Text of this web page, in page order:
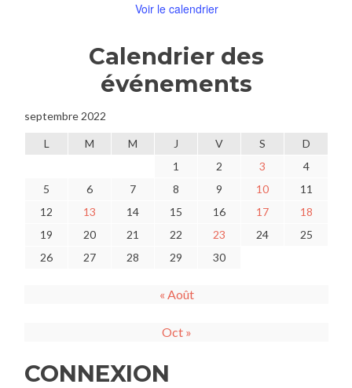
Voir le calendrier
Calendrier des
événements
septembre 2022
L M M J V S
D
1
2 3
4
5
6 7 8 9 10
11
12
13 14 15 16 17
18
19
20 21 22 23 24
25
26
27 28 29 30
« Août
Oct »
CONNEXION